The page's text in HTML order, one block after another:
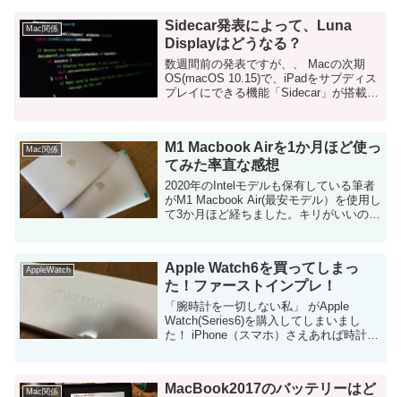
Mac関係
Sidecar発表によって、Luna
Displayはどうなる？
数週間前の発表ですが、、 Macの次期
OS(macOS 10.15)で、iPadをサブディス
プレイにできる機能「Sidecar」が搭載さ
Mac関係
M1 Macbook Airを1か月ほど使っ
てみた率直な感想
2020年のIntelモデルも保有している筆者
がM1 Macbook Air(最安モデル）を使用し
て3か月ほど経ちました。キリがいいので
AppleWatch
Apple Watch6を買ってしまっ
た！ファーストインプレ！
「腕時計を一切しない私」 がApple
Watch(Series6)を購入してしまいまし
た！ iPhone（スマホ）さえあれば時計な
Mac関係
MacBook2017のバッテリーはど